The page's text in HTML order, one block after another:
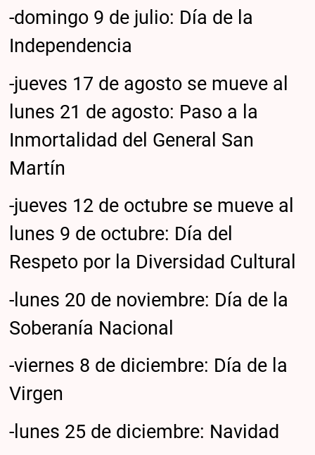
-domingo 9 de julio: Día de la
Independencia
-jueves 17 de agosto se mueve al
lunes 21 de agosto: Paso a la
Inmortalidad del General San
Martín
-jueves 12 de octubre se mueve al
lunes 9 de octubre: Día del
Respeto por la Diversidad Cultural
-lunes 20 de noviembre: Día de la
Soberanía Nacional
-viernes 8 de diciembre: Día de la
Virgen
-lunes 25 de diciembre: Navidad